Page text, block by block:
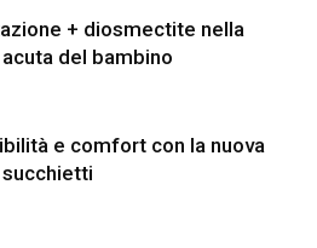
+ diosmectite nella
del bambino
e comfort con la nuova